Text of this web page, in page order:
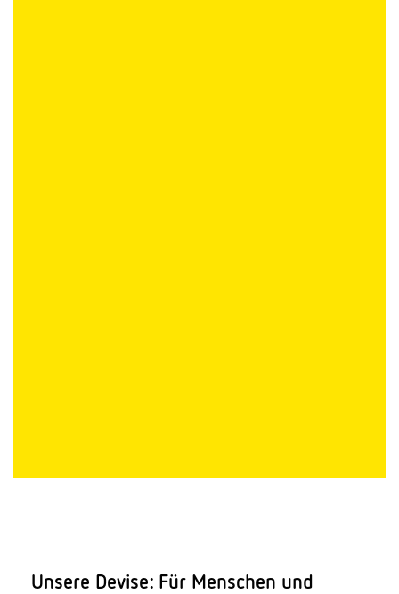
Unsere Devise: Für Menschen und